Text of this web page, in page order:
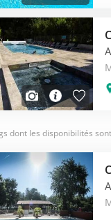
dont les disponibilités